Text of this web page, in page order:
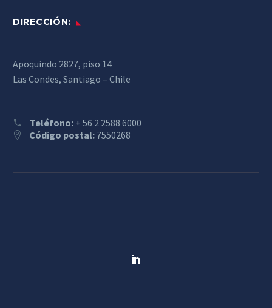
DIRECCIÓN:
Apoquindo 2827, piso 14
Las Condes, Santiago – Chile
Teléfono: + 56 2 2588 6000
Código postal: 7550268